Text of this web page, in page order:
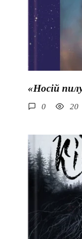
«Носій
0 20